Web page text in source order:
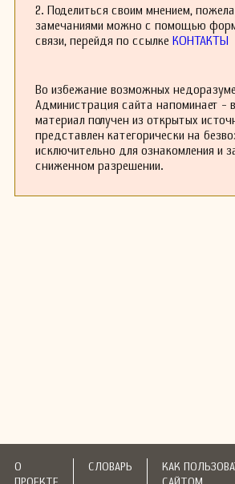
2. Поделиться своим мнением,
замечаниями можно с помощью
связи, перейдя по ссылке КОНТАКТЫ
Во избежание возможных
Администрация сайта напоминает -
материал получен из открытых
представлен категорически на
исключительно для ознакомления и
сниженном разрешении.
О
СЛОВАРЬ
КАК